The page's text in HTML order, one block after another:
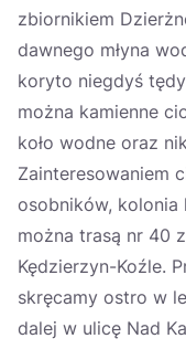
zbiornikiem
dawnego młyna
koryto niegdyś
można kamienne
koło wodne oraz
Zainteresowaniem
osobników, kolonia
można trasą nr 40
Kędzierzyn-Koźle.
skręcamy ostro w
dalej w ulicę Nad